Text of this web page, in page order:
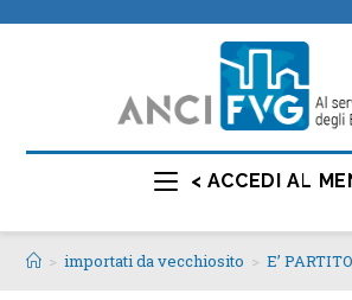
< ACCEDI AL
> importati da vecchiosito > E’